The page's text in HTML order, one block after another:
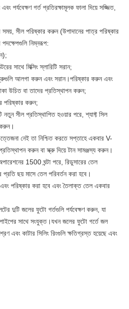
পর্যবেক্ষণ গর্ত প্রতিরক্ষামূলক ফালা দিয়ে সজ্জিত,
সময়, সীল পরিষ্কার করুন (উপাদানের পাত্র পরিষ্কার
নিম্নরূপ:
সাথে মিক্সিং স্লারিটি সরান;
আলগা করুন এবং সরান।পরিষ্কার করুন এবং
উচিত বা তাদের প্রতিস্থাপন করুন;
পরিষ্কার করুন;
সীল প্রতিস্থাপিত হওয়ার পরে, শ্যাফ্ট সিল
করুন।
নেই তা নিশ্চিত করতে সপ্তাহে একবার V-
করুন বা স্ক্রু দিয়ে টান সামঞ্জস্য করুন।
1500 ঘন্টা পরে, রিডুসারের তেল
প্রতি ছয় মাসে তেল পরিবর্তন করা হবে।
পরিষ্কার করা হবে এবং তৈলাক্ত তেল একবার
দুটি জলের ফুটো গর্তগুলি পর্যবেক্ষণ করুন, যা
পাইপের সাথে সংযুক্ত।যখন জলের ফুটো গর্তে জল
এবং কাটার সিলিং রিংগুলি ক্ষতিগ্রস্ত হয়েছে এবং